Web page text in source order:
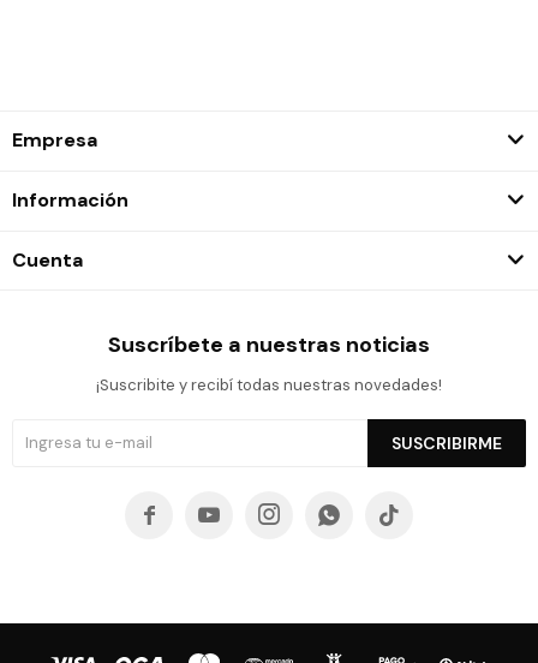
Empresa
Información
Cuenta
Suscríbete a nuestras noticias
¡Suscribite y recibí todas nuestras novedades!
SUSCRIBIRME
    